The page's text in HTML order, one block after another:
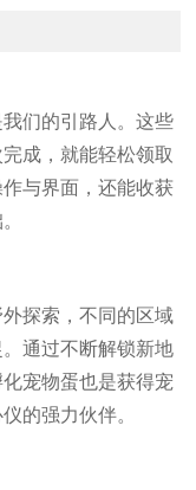
们的引路人。这些
成，就能轻松领取
与界面，还能收获
探索，不同的区域
通过不断解锁新地
宠物蛋也是获得宠
的强力伙伴。